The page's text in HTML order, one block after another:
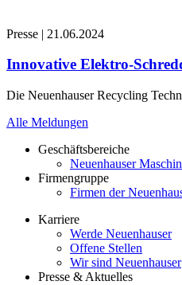
Presse | 21.06.2024
Innovative Elektro-
Die Neuenhauser Recycling
Alle Meldungen
Geschäftsbereiche
Neuenhauser
Firmengruppe
Firmen der
Karriere
Werde Neuenhauser
Offene Stellen
Wir sind Neuenhauser
Presse & Aktuelles